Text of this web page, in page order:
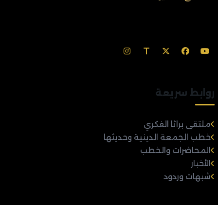
روابط سريعة
ملتقى براثا الفكري
خطب الجمعة الدينية وحديثها
المحاضرات والخطب
الأخبار
شبهات وردود